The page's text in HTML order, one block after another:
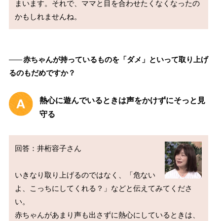
まいます。それで、ママと目を合わせたくなくなったの
――赤ちゃんが持っているものを「ダメ」といって取り上げ
るのもだめですか？
熱心に遊んでいるときは声をかけずにそっと見
守る
回答：井桁容子さん
いきなり取り上げるのではなく、「危ない
よ、こっちにしてくれる？」などと伝えてみてくださ
い。
赤ちゃんがあまり声も出さずに熱心にしているときは、